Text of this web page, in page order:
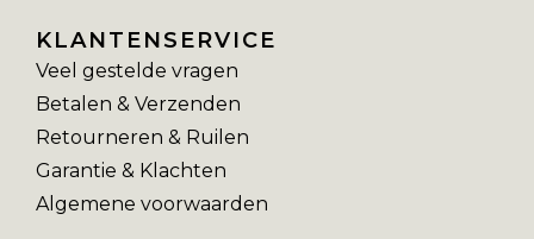
KLANTENSERVICE
Veel gestelde vragen
Betalen & Verzenden
Retourneren & Ruilen
Garantie & Klachten
Algemene voorwaarden